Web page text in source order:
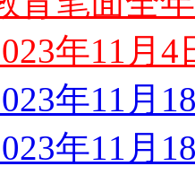
年11月
年11月
年11月